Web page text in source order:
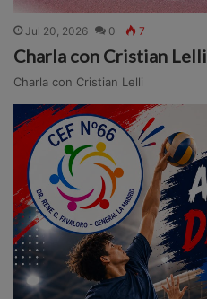
Jul 20, 2026 0 7
Charla con Cristian Lelli
Charla con Cristian Lelli